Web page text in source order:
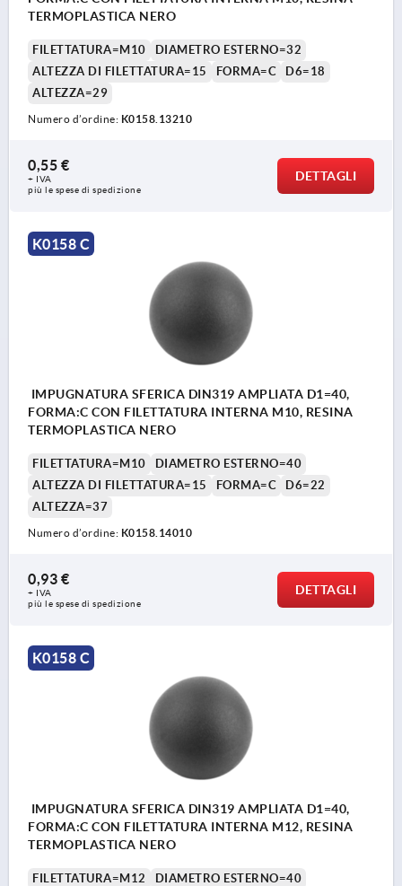
TERMOPLASTICA NERO
FILETTATURA=M10
DIAMETRO ESTERNO=32
ALTEZZA DI FILETTATURA=15
FORMA=C
D6=18
ALTEZZA=29
Numero d’ordine: K0158.13210
0,55 €
+ IVA
più le spese di spedizione
DETTAGLI
K0158 C
IMPUGNATURA SFERICA DIN319 AMPLIATA D1=40,
FORMA:C CON FILETTATURA INTERNA M10, RESINA
TERMOPLASTICA NERO
FILETTATURA=M10
DIAMETRO ESTERNO=40
ALTEZZA DI FILETTATURA=15
FORMA=C
D6=22
ALTEZZA=37
Numero d’ordine: K0158.14010
0,93 €
+ IVA
più le spese di spedizione
DETTAGLI
K0158 C
IMPUGNATURA SFERICA DIN319 AMPLIATA D1=40,
FORMA:C CON FILETTATURA INTERNA M12, RESINA
TERMOPLASTICA NERO
FILETTATURA=M12
DIAMETRO ESTERNO=40